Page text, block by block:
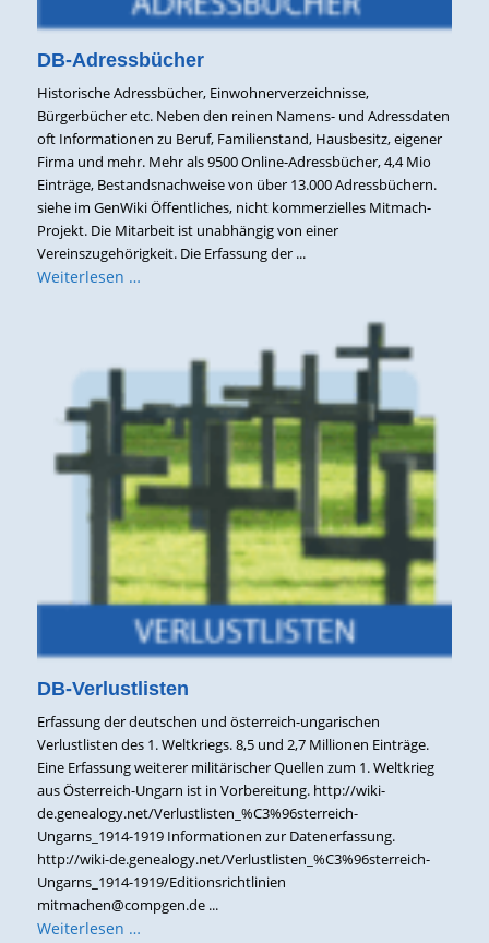
DB-Adressbücher
Historische Adressbücher, Einwohnerverzeichnisse,
Bürgerbücher etc. Neben den reinen Namens- und Adressdaten
oft Informationen zu Beruf, Familienstand, Hausbesitz, eigener
Firma und mehr. Mehr als 9500 Online-Adressbücher, 4,4 Mio
Einträge, Bestandsnachweise von über 13.000 Adressbüchern.
siehe im GenWiki Öffentliches, nicht kommerzielles Mitmach-
Projekt. Die Mitarbeit ist unabhängig von einer
Vereinszugehörigkeit. Die Erfassung der ...
Weiterlesen …
DB-Verlustlisten
Erfassung der deutschen und österreich-ungarischen
Verlustlisten des 1. Weltkriegs. 8,5 und 2,7 Millionen Einträge.
Eine Erfassung weiterer militärischer Quellen zum 1. Weltkrieg
aus Österreich-Ungarn ist in Vorbereitung. http://wiki-
de.genealogy.net/Verlustlisten_%C3%96sterreich-
Ungarns_1914-1919 Informationen zur Datenerfassung.
http://wiki-de.genealogy.net/Verlustlisten_%C3%96sterreich-
Ungarns_1914-1919/Editionsrichtlinien
mitmachen@compgen.de ...
Weiterlesen …